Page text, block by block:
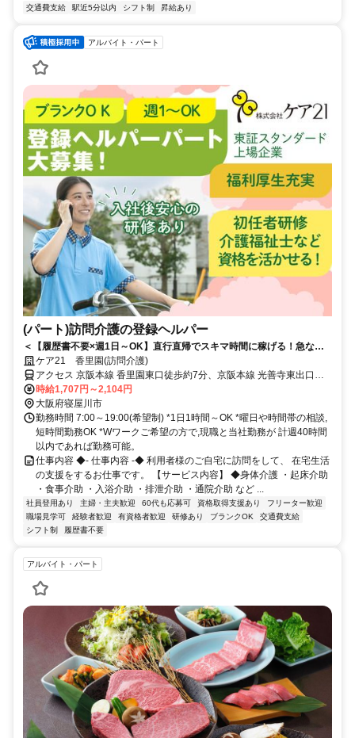
交通費支給 駅近5分以内 シフト制 昇給あり
アルバイト・パート
(パート)訪問介護の登録ヘルパー
＜【履歴書不要×週1日～OK】直行直帰でスキマ時間に稼げる！急なキ
ャンセルも手当有！定年無し！＞★履歴書の準備不要★未経験者OK！働
きやすいシフト制！急なキャンセルが発生した場合でも手当で給与を補
償！
ケア21 香里園(訪問介護)
アクセス 京阪本線 香里園東口徒歩約7分、京阪本線 光善寺東出口徒
歩約13分、京阪本線 枚方公園徒歩約33分 京阪本線「香里園」駅から
徒歩約8分
時給1,707円～2,104円
大阪府寝屋川市
勤務時間 7:00～19:00(希望制) *1日1時間～OK *曜日や時間帯の相談,
短時間勤務OK *Wワークご希望の方で,現職と当社勤務が 計週40時間
以内であれば勤務可能。
仕事内容 ◆- 仕事内容 -◆ 利用者様のご自宅に訪問をして、 在宅生活
の支援をするお仕事です。 【サービス内容】 ◆身体介護 ・起床介助
・食事介助 ・入浴介助 ・排泄介助 ・通院介助 など ...
社員登用あり 主婦・主夫歓迎 60代も応募可 資格取得支援あり
フリーター歓迎
職場見学可
経験者歓迎 有資格者歓迎 研修あり ブランクOK
交通費支給
シフト制
履歴書不要
アルバイト・パート